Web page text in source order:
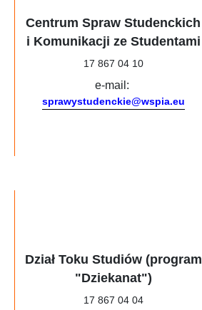
Centrum Spraw Studenckich
i Komunikacji ze Studentami
17 867 04 10
e-mail:
sprawystudenckie@wspia.eu
Dział Toku Studiów (program
"Dziekanat")
17 867 04 04